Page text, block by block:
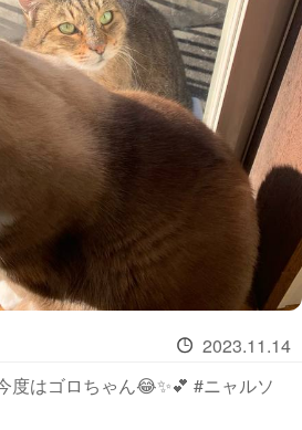
2023.11.14
はゴロちゃん😂✨💕 #ニャルソ